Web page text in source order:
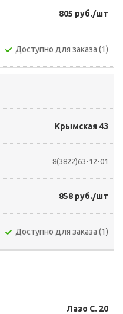
805 руб./шт
Доступно для заказа (1)
Крымская 43
8(3822)63-12-01
858 руб./шт
Доступно для заказа (1)
Лазо С. 20